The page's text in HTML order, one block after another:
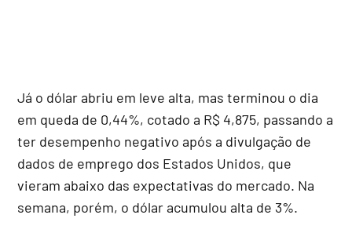
Já o dólar abriu em leve alta, mas terminou o dia
em queda de 0,44%, cotado a R$ 4,875, passando a
ter desempenho negativo após a divulgação de
dados de emprego dos Estados Unidos, que
vieram abaixo das expectativas do mercado. Na
semana, porém, o dólar acumulou alta de 3%.